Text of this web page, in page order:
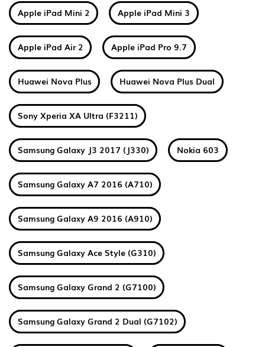
Apple iPad Mini 2 Apple iPad Mini 3
Apple iPad Air 2 Apple iPad Pro 9.7
Huawei Nova Plus Huawei Nova Plus Dual
Sony Xperia XA Ultra (F3211)
Samsung Galaxy J3 2017 (J330) Nokia 603
Samsung Galaxy A7 2016 (A710)
Samsung Galaxy A9 2016 (A910)
Samsung Galaxy Ace Style (G310)
Samsung Galaxy Grand 2 (G7100)
Samsung Galaxy Grand 2 Dual (G7102)